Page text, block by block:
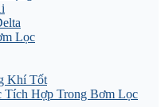
Lọc
Khí Tốt
Tích Hợp Trong Bơm Lọc